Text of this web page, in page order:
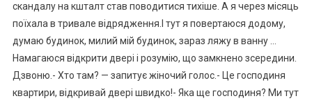
скандалу на кшталт став поводитися тихіше. А я через місяць
поїхала в тривале відрядження.І тут я повертаюся додому,
думаю будинок, милий мій будинок, зараз ляжу в ванну …
Намагаюся відкрити двері і розумію, що замкнено зсередини.
Дзвоню.- Хто там? — запитує жіночий голос.- Це господиня
квартири, відкривай двері швидко!- Яка ще господиня? Ми тут